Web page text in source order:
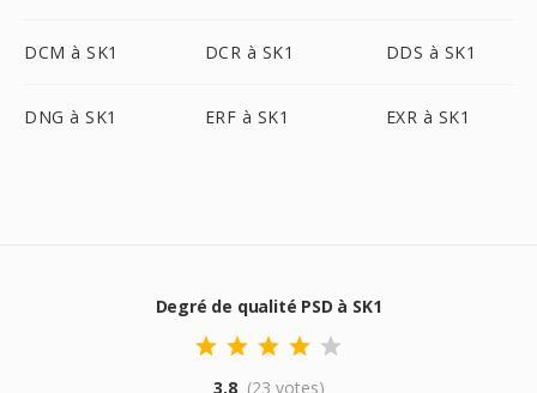
DCM à SK1 DCR à SK1 DDS à SK1
DNG à SK1 ERF à SK1 EXR à SK1
Degré de qualité PSD à SK1
3.8 (23 votes)